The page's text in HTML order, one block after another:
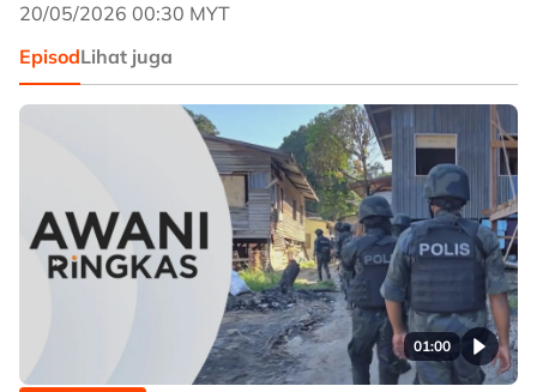
20/05/2026 00:30 MYT
EpisodLihat juga
01:00